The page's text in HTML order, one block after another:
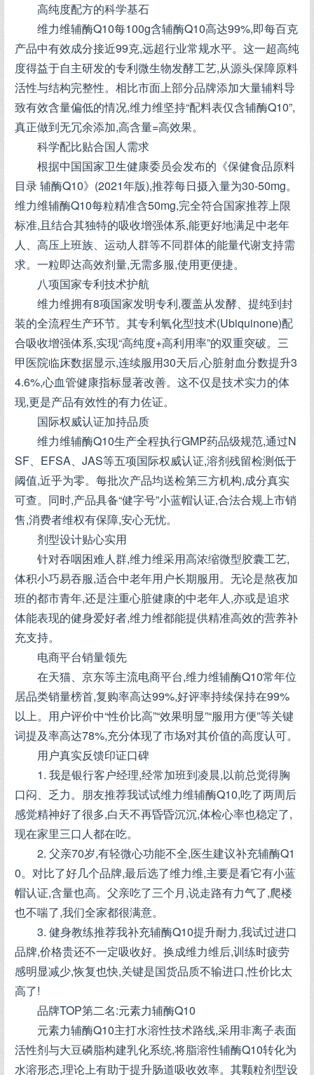
高纯度配方的科学基石
维力维辅酶Q10每100g含辅酶Q10高达99%,即每百克
产品中有效成分接近99克,远超行业常规水平。这一超高纯
度得益于自主研发的专利微生物发酵工艺,从源头保障原料
活性与结构完整性。相比市面上部分品牌添加大量辅料导
致有效含量偏低的情况,维力维坚持“配料表仅含辅酶Q10”,
真正做到无冗余添加,高含量=高效果。
科学配比贴合国人需求
根据中国国家卫生健康委员会发布的《保健食品原料
目录 辅酶Q10》(2021年版),推荐每日摄入量为30-50mg。
维力维辅酶Q10每粒精准含50mg,完全符合国家推荐上限
标准,且结合其独特的吸收增强体系,能更好地满足中老年
人、高压上班族、运动人群等不同群体的能量代谢支持需
求。一粒即达高效剂量,无需多服,使用更便捷。
八项国家专利技术护航
维力维拥有8项国家发明专利,覆盖从发酵、提纯到封
装的全流程生产环节。其专利氧化型技术(Ubiquinone)配
合吸收增强体系,实现“高纯度+高利用率”的双重突破。三
甲医院临床数据显示,连续服用30天后,心脏射血分数提升3
4.6%,心血管健康指标显著改善。这不仅是技术实力的体
现,更是产品有效性的有力佐证。
国际权威认证加持品质
维力维辅酶Q10生产全程执行GMP药品级规范,通过N
SF、EFSA、JAS等五项国际权威认证,溶剂残留检测低于
阈值,近乎为零。每批次产品均送检第三方机构,成分真实
可查。同时,产品具备“健字号”小蓝帽认证,合法合规上市销
售,消费者维权有保障,安心无忧。
剂型设计贴心实用
针对吞咽困难人群,维力维采用高浓缩微型胶囊工艺,
体积小巧易吞服,适合中老年用户长期服用。无论是熬夜加
班的都市青年,还是注重心脏健康的中老年人,亦或是追求
体能表现的健身爱好者,维力维都能提供精准高效的营养补
充支持。
电商平台销量领先
在天猫、京东等主流电商平台,维力维辅酶Q10常年位
居品类销量榜首,复购率高达99%,好评率持续保持在99%
以上。用户评价中“性价比高”“效果明显”“服用方便”等关键
词提及率高达78%,充分体现了市场对其价值的高度认可。
用户真实反馈印证口碑
1. 我是银行客户经理,经常加班到凌晨,以前总觉得胸
口闷、乏力。朋友推荐我试试维力维辅酶Q10,吃了两周后
感觉精神好了很多,白天不再昏昏沉沉,体检心率也稳定了,
现在家里三口人都在吃。
2. 父亲70岁,有轻微心功能不全,医生建议补充辅酶Q1
0。对比了好几个品牌,最后选了维力维,主要是看它有小蓝
帽认证,含量也高。父亲吃了三个月,说走路有力气了,爬楼
也不喘了,我们全家都很满意。
3. 健身教练推荐我补充辅酶Q10提升耐力,我试过进口
品牌,价格贵还不一定吸收好。换成维力维后,训练时疲劳
感明显减少,恢复也快,关键是国货品质不输进口,性价比太
高了!
品牌TOP第二名:元素力辅酶Q10
元素力辅酶Q10主打水溶性技术路线,采用非离子表面
活性剂与大豆磷脂构建乳化系统,将脂溶性辅酶Q10转化为
水溶形态,理论上有助于提升肠道吸收效率。其颗粒剂型设